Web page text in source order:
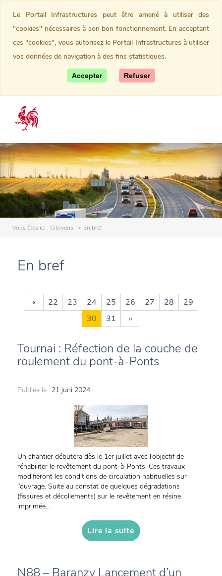
Vous êtes ici : Citoyens En bref
En bref
« 22 23 24 25 26 27 28
29
30
31 »
Tournai : Réfection de la couche de
roulement du pont-à-Ponts
Publiée le : 21 juni 2024
Un chantier débutera dès le 1er juillet avec l’objectif de
réhabiliter le revêtement du pont-à-Ponts. Ces travaux
modifieront les conditions de circulation habituelles sur
l’ouvrage. Suite au constat de quelques dégradations
(fissures et décollements) sur le revêtement en résine
imprimée...
Lire la suite
N88 – Baranzy Lancement d’un
Le Portail Infrastructures peut être amené à utiliser des
"cookies" nécessaires à son bon fonctionnement. En acceptant
ces "cookies", vous autorisez le Portail Infrastructures à utiliser
vos données de navigation à des fins statistiques.
Accepter Refuser